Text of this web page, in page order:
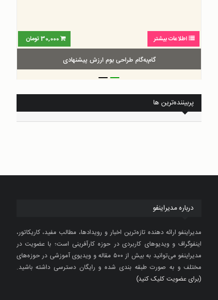
اطلاعات بیشتر 30,000 تومان
گام‌به‌گام طراحی بوم ارزش پیشنهادی
__
پربیننده‌ترین ها
درباره مدیراینفو
مدیراینفو ارائه دهنده تازه‌ترین اخبار و رویدادها، مطالب مفید، کاریکاتور،
اینفوگراف و ویدیوهای کاربردی در حوزه کارآفرینی است؛ با عضویت در
مدیراینفو می‌توانید به بیش از ۵۰۰ مقاله و ویدیوی آموزشی در حوزه‌های
مختلف و به صورت طبقه بندی شده و رایگان دسترسی داشته باشید.
(برای عضویت کلیک کنید)